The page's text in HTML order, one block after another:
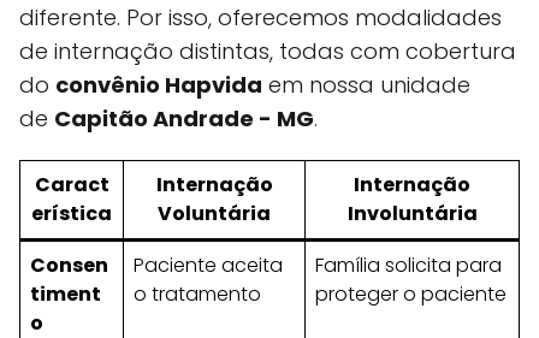
diferente. Por isso, oferecemos modalidades
de internação distintas, todas com cobertura
do convênio Hapvida em nossa unidade
de Capitão Andrade - MG.
Caract
erística
Internação
Voluntária
Internação
Involuntária
Consen
timent
o
Paciente aceita
o tratamento
Família solicita para
proteger o paciente